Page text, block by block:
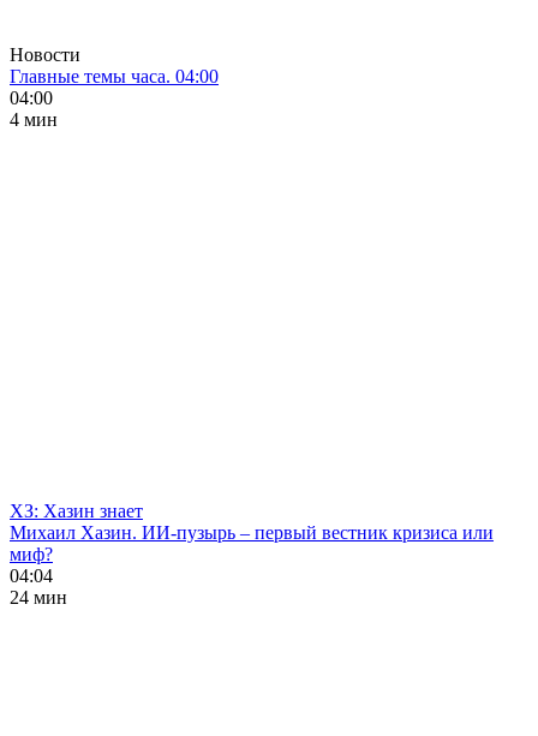
Новости
Главные темы часа. 04:00
04:00
4 мин
ХЗ: Хазин знает
Михаил Хазин. ИИ-пузырь – первый вестник кризиса или
миф?
04:04
24 мин